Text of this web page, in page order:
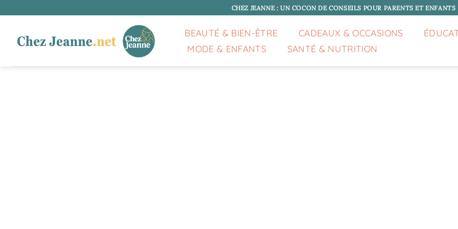
au
CHEZ JEANNE : UN COCON DE CONSEILS POUR PARENTS ET ENFANTS
BEAUTÉ & BIEN-ÊTRE CADEAUX & OCCASIONS
MODE & ENFANTS
SANTÉ & NUTRITION